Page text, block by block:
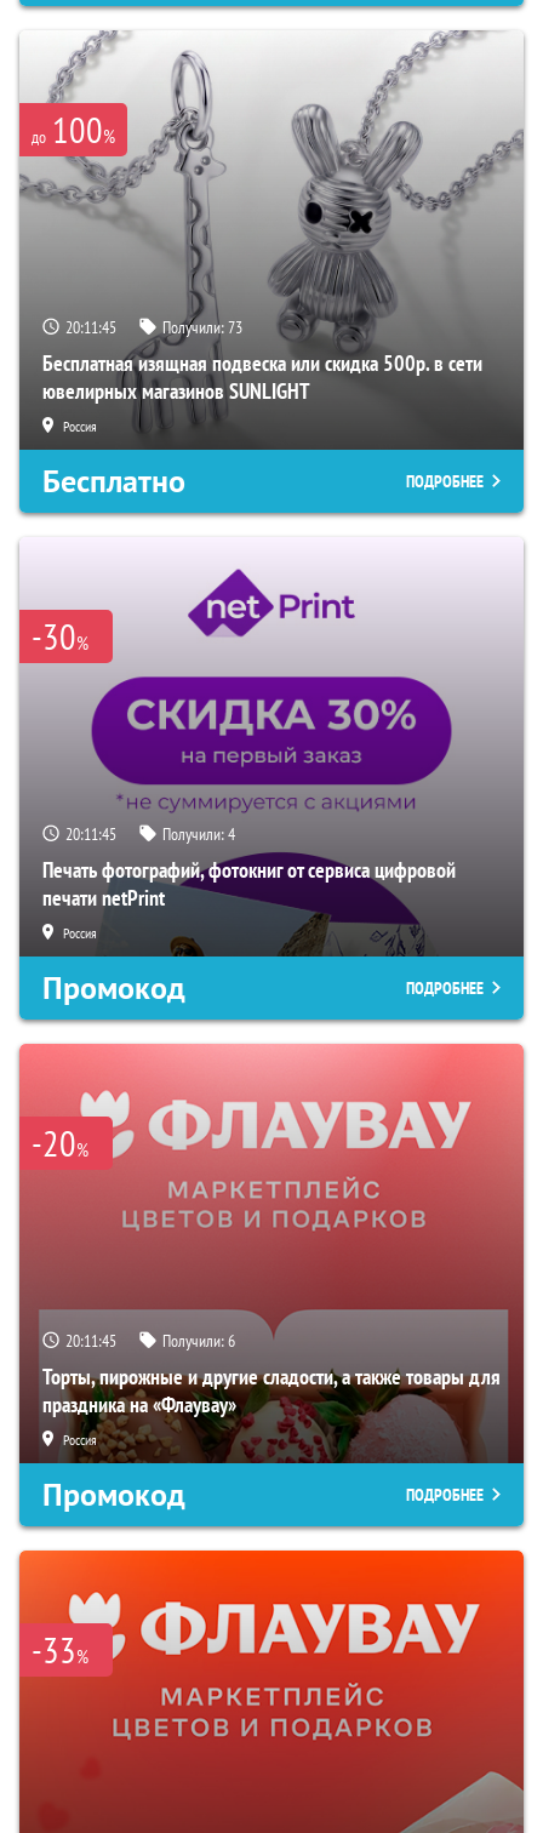
до 100%
20:11:44 Получили:73
Бесплатная изящная подвеска или скидка 500р. в сети
ювелирных магазинов SUNLIGHT
Россия
Бесплатно ПОДРОБНЕЕ
-30%
20:11:44 Получили:4
Печать фотографий, фотокниг от сервиса цифровой
печати netPrint
Россия
Промокод ПОДРОБНЕЕ
-20%
20:11:44 Получили:6
Торты, пирожные и другие сладости, а также товары для
праздника на «Флаувау»
Россия
Промокод ПОДРОБНЕЕ
-33%